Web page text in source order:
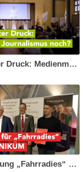
Medien unter Druck: Medienmacher diskutieren in Schwerin auf Jahrestagung der MMV
Die Ausstellung „Fahrradies“ zeigt Entwicklung